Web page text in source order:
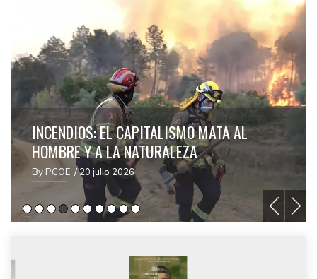
MATA AL
IMPERIALISMO,
ESPAÑOLES.
LA OPRESIÓN!
By PCOE / 13 julio 2026